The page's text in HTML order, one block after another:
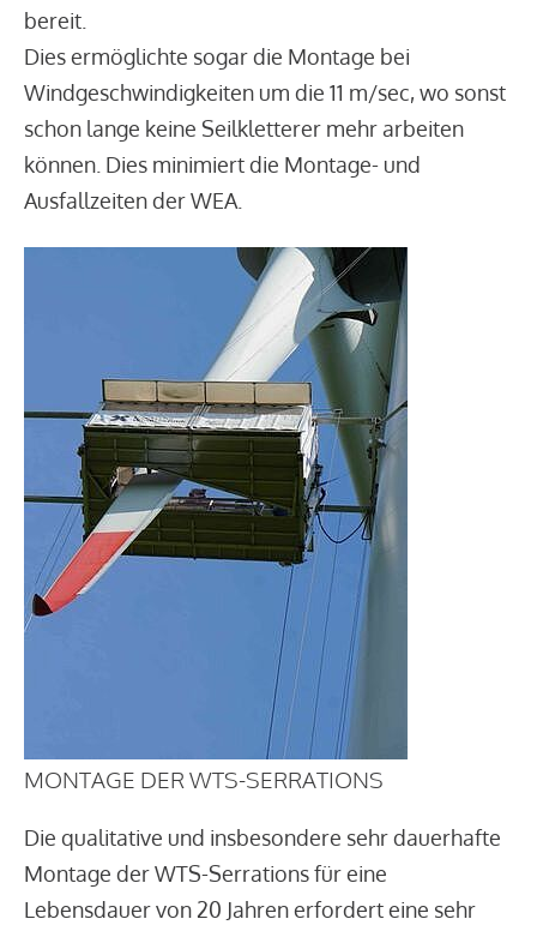
bereit.
Dies ermöglichte sogar die Montage bei
Windgeschwindigkeiten um die 11 m/sec, wo sonst
schon lange keine Seilkletterer mehr arbeiten
können. Dies minimiert die Montage- und
Ausfallzeiten der WEA.
MONTAGE DER WTS-SERRATIONS
Die qualitative und insbesondere sehr dauerhafte
Montage der WTS-Serrations für eine
Lebensdauer von 20 Jahren erfordert eine sehr